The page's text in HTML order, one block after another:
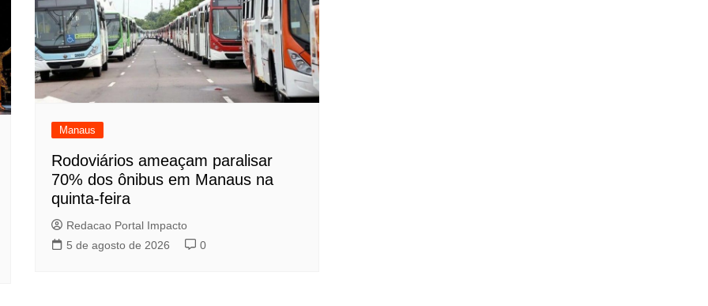
Manaus
Rodoviários ameaçam paralisar
70% dos ônibus em Manaus na
quinta-feira
Redacao Portal Impacto
5 de agosto de 2026
0